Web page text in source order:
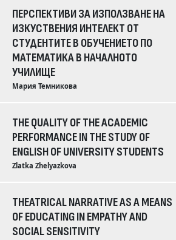
ПЕРСПЕКТИВИ ЗА ИЗПОЛЗВАНЕ НА
ИЗКУСТВЕНИЯ ИНТЕЛЕКТ ОТ
СТУДЕНТИТЕ В ОБУЧЕНИЕТО ПО
МАТЕМАТИКА В НАЧАЛНОТО
УЧИЛИЩЕ
Мария Темникова
THE QUALITY OF THE ACADEMIC
PERFORMANCE IN THE STUDY OF
ENGLISH OF UNIVERSITY STUDENTS
Zlatka Zhelyazkova
THEATRICAL NARRATIVE AS A MEANS
OF EDUCATING IN EMPATHY AND
SOCIAL SENSITIVITY